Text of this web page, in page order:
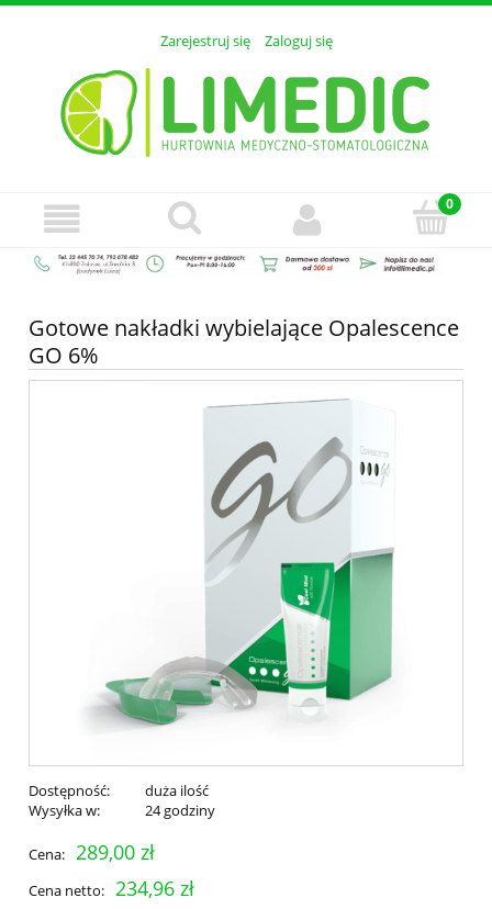
Zarejestruj się Zaloguj się
Gotowe nakładki wybielające Opalescence
GO 6%
Dostępność:
duża ilość
Wysyłka w:
24 godziny
Cena: 289,00 zł
Cena netto: 234,96 zł